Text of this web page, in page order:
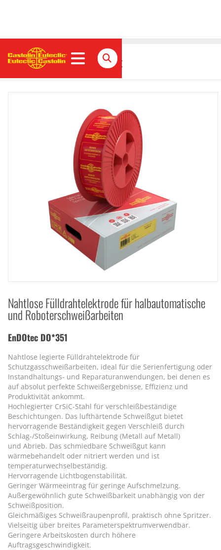
EnDOtec DO*351 Fülldraht
Nahtlose Fülldrahtelektrode für halbautomatische
und Roboterschweißarbeiten
EnDOtec DO*351
Nahtlose legierte Fülldrahtelektrode für
Schutzgasschweißarbeiten, ideal für die Serienfertigung oder
Instandhaltungs- und Reparaturanwendungen, bei denen es
auf absolut perfekte Schweißergebnisse, Effizienz und
Produktivität ankommt.
Hochlegierter CrSiC-Stahl für verschleißbeständige
Beschichtungen. Das lufthärtende Schweißgut bietet
hervorragende Beständigkeit gegen Verschleiß durch
Schlag-/Stoßeinwirkung, Reibung (Metall auf Metall)
und Abrieb. Das schmiedbare Schweißgut kann
wärmebehandelt oder nitriert werden und ist
temperaturwechselbeständig.
Hervorragende Lichtbogenstabilität.
Geringer Wärmeeintrag für geringe Aufschmelzung.
Außergewöhnlich gute Schweißbarkeit unabhängig von der
Schweißposition.
Gleichmäßiges Schweißraupenprofil, praktisch ohne Spritzer.
Vielseitig über breites Parameterspektrumverwendbar.
Geringere Arbeitskosten durch höhere
Auftragsgeschwindigkeit.